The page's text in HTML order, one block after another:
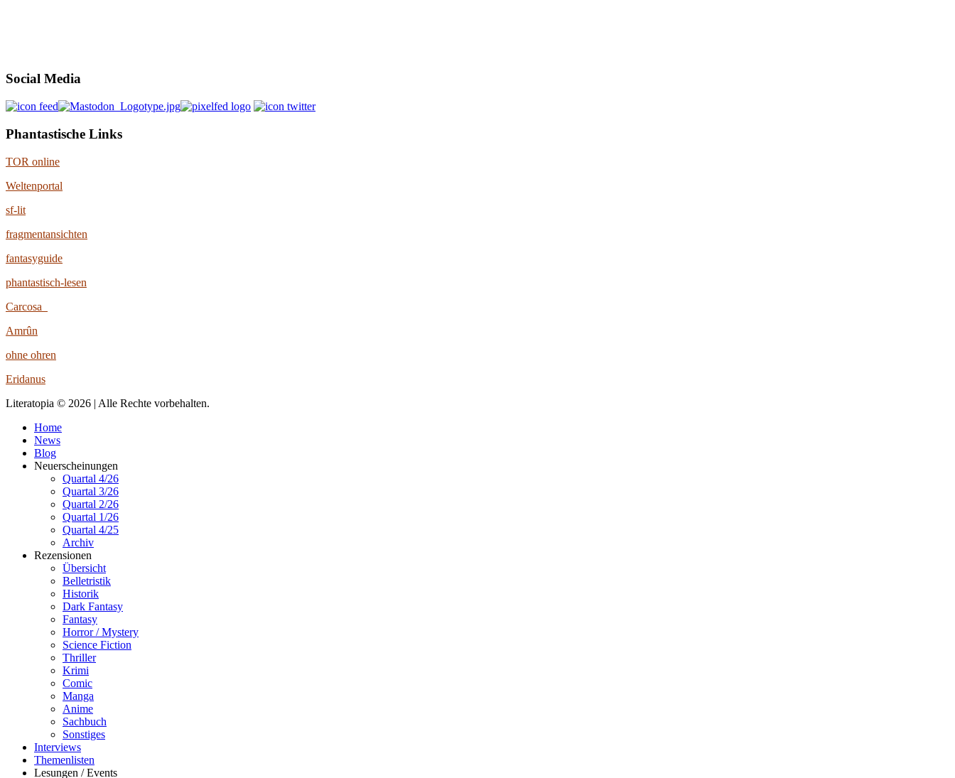
Social Media
Phantastische Links
TOR online
Weltenportal
sf-lit
fragmentansichten
fantasyguide
phantastisch-lesen
Carcosa
Amrûn
ohne ohren
Eridanus
Literatopia © 2026 | Alle Rechte vorbehalten.
Home
News
Blog
Neuerscheinungen
Quartal 4/26
Quartal 3/26
Quartal 2/26
Quartal 1/26
Quartal 4/25
Archiv
Rezensionen
Übersicht
Belletristik
Historik
Dark Fantasy
Fantasy
Horror / Mystery
Science Fiction
Thriller
Krimi
Comic
Manga
Anime
Sachbuch
Sonstiges
Interviews
Themenlisten
Lesungen / Events